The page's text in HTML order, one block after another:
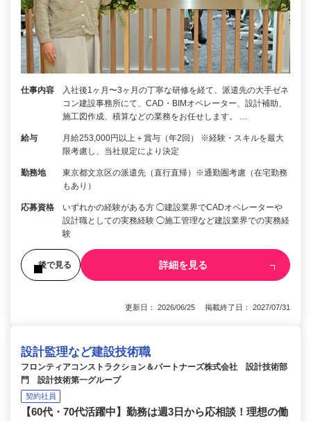
仕事内容
入社後1ヶ月〜3ヶ月の丁寧な研修を経て、派遣先の大手ゼネ
コン建設事務所にて、CAD・BIMオペレーター、設計補助、
施工図作成、積算などの業務をお任せします。 …
給与
月給253,000円以上＋賞与（年2回） ※経験・スキルを最大
限考慮し、当社規定により決定
勤務地
東京都文京区の派遣先（直行直帰）※通勤圏考慮（在宅勤務
もあり）
応募資格
いずれかの経験がある方 ◯建設業界でCADオペレーターや
設計職としての実務経験 ◯施工管理など建設業界での実務経
験
後で見る 詳細を見る
更新日： 2026/06/25 掲載終了日： 2027/07/31
設計監理など建設技術職
フロンティアコンストラクション＆パートナーズ株式会社 設計技術部
門 設計技術第一グループ
契約社員
【60代・70代活躍中】勤務は週3日から応相談！理想の働